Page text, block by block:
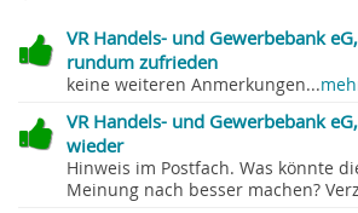
VR Handels- und Gewerbebank
rundum zufrieden
keine weiteren Anmerkungen...
VR Handels- und Gewerbebank
wieder
Hinweis im Postfach. Was könnte
Meinung nach besser machen?